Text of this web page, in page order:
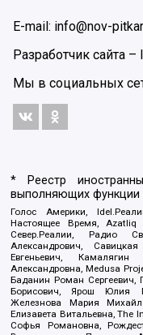
E-mail: info@nov-
Разработчик сайта –
Мы в социальных
* Реестр
выполняющих функции
Голос Америки,
Настоящее Время, Azatliq
Север.Реалии, Радио
Александрович,
Евгеньевич,
Александровна, Medusa
Баданин Роман Сергеевич,
Борисович, Ярош Юлия
Железнова Мария
Елизавета Витальевна, The
Софья Романовна,